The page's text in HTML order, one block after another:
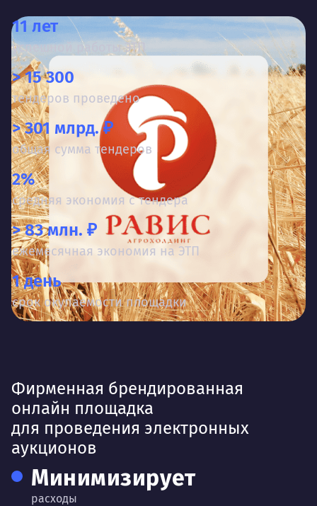
11 лет
успешной работы ЭТП
> 15 300
тендеров проведено
> 301 млрд. ₽
общая сумма тендеров
2%
средняя экономия с тендера
> 83 млн. ₽
ежемесячная экономия на ЭТП
1 день
срок окупаемости площадки
Фирменная брендированная
онлайн площадка
для проведения электронных
аукционов
Минимизирует
расходы